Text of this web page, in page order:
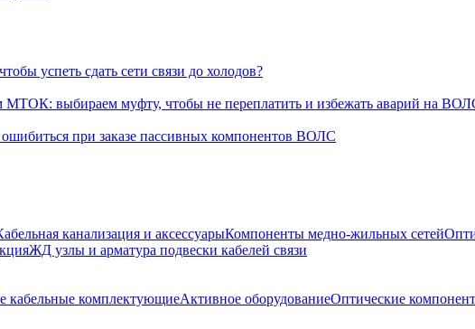
успеть сдать сети связи до холодов?
МТОК: выбираем муфту, чтобы не переплатить и избежать аварий на
при заказе пассивных компонентов ВОЛС
канализация и аксессуарыКомпоненты медно-жильных сетей
ЖД узлы и арматура подвески кабелей связи
кабельные комплектующиеАктивное оборудованиеОптические